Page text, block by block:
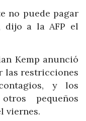
no puede pagar
dijo a la AFP el
Kemp anunció
las restricciones
y los
pequeños
viernes.